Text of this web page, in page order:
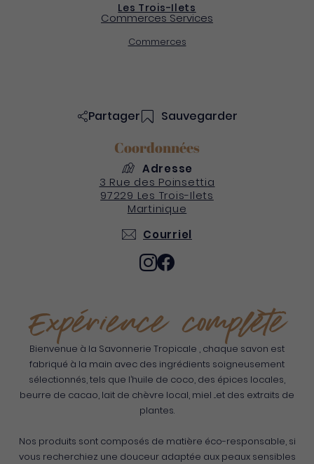
Les Trois-Ilets
Commerces Services
Commerces
Expérience complète
Bienvenue à la Savonnerie Tropicale , chaque savon est
fabriqué à la main avec des ingrédients soigneusement
sélectionnés, tels que l’huile de coco, des épices locales,
beurre de cacao, lait de chèvre local, miel ...et des extraits de
plantes.
Nos produits sont composés de matière éco-responsable, si
vous recherchiez une douceur adaptée aux peaux sensibles
Partager Sauvegarder
Coordonnées
Adresse
3 Rue des Poinsettia
97229 Les Trois-Ilets
Martinique
Courriel